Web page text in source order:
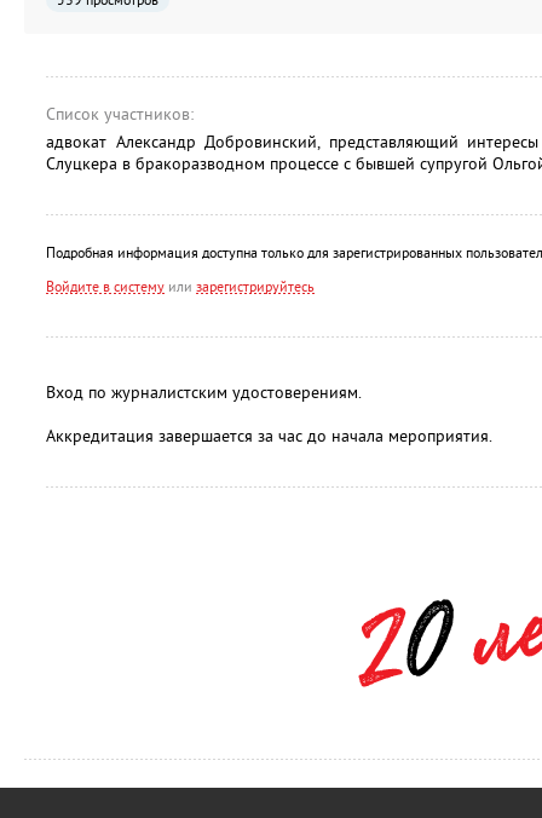
Список участников:
адвокат Александр Добровинский, представляющий
Слуцкера в бракоразводном процессе с бывшей супругой
Подробная информация доступна только для зарегистрированных
Войдите в систему или зарегистрируйтесь
Вход по журналистским удостоверениям.
Аккредитация завершается за час до начала мероприятия.